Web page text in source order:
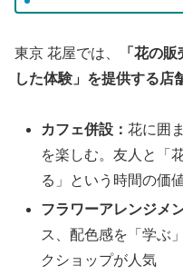
東京 花屋では、
「花の
した体験」を提供する店
カフェ併設：花に囲
を楽しむ。友人と「
る」という時間の価
フラワーアレンジメ
ス、配色感を「学ぶ
クショップが人気